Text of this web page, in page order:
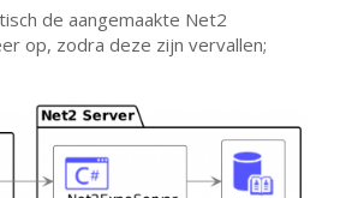
de aangemaakte Net2
op, zodra deze zijn vervallen;